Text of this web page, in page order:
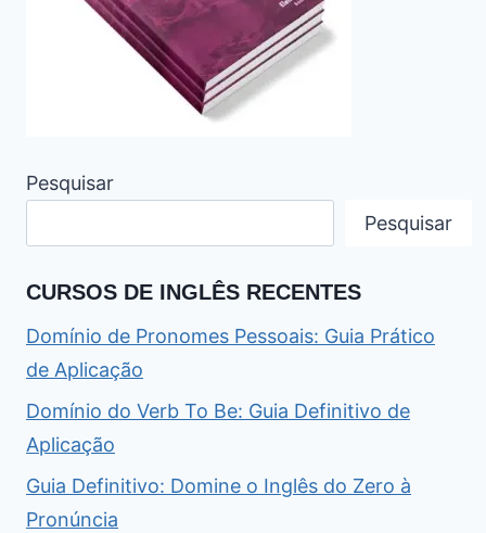
Pesquisar
Pesquisar
CURSOS DE INGLÊS RECENTES
Domínio de Pronomes Pessoais: Guia Prático
de Aplicação
Domínio do Verb To Be: Guia Definitivo de
Aplicação
Guia Definitivo: Domine o Inglês do Zero à
Pronúncia